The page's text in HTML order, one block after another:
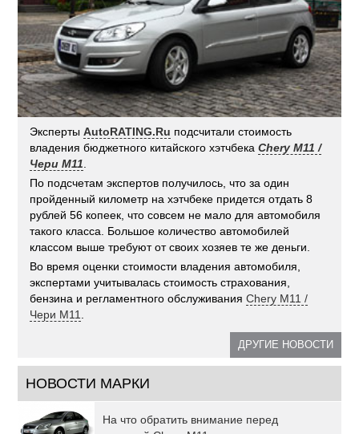
ЭкспертыAutoRATING.Ru подсчитали стоимость
владения бюджетного китайского хэтчбекаChery M11 /
Чери M11
По подсчетам экспертов получилось, что за один
пройденный километр на хэтчбеке придется отдать 8
рублей 56 копеек, что совсем не мало для автомобиля
такого класса. Большое количество автомобилей
классом выше требуют от своих хозяев те же деньги.
Во время оценки стоимости владения автомобиля,
экспертами учитывалась стоимость страхования,
бензина и регламентного обслуживанияChery M11 /
Чери M11
ДРУГИЕ НОВОСТИ
НОВОСТИ МАРКИ
На что обратить внимание перед